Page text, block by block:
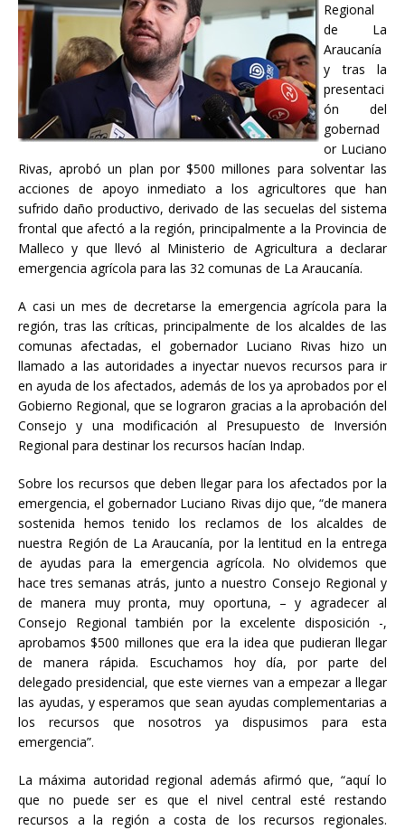
Regional
de La
Araucanía
y tras la
presentaci
ón del
gobernad
or Luciano
Rivas, aprobó un plan por $500 millones para solventar las
acciones de apoyo inmediato a los agricultores que han
sufrido daño productivo, derivado de las secuelas del sistema
frontal que afectó a la región, principalmente a la Provincia de
Malleco y que llevó al Ministerio de Agricultura a declarar
emergencia agrícola para las 32 comunas de La Araucanía.
A casi un mes de decretarse la emergencia agrícola para la
región, tras las críticas, principalmente de los alcaldes de las
comunas afectadas, el gobernador Luciano Rivas hizo un
llamado a las autoridades a inyectar nuevos recursos para ir
en ayuda de los afectados, además de los ya aprobados por el
Gobierno Regional, que se lograron gracias a la aprobación del
Consejo y una modificación al Presupuesto de Inversión
Regional para destinar los recursos hacían Indap.
Sobre los recursos que deben llegar para los afectados por la
emergencia, el gobernador Luciano Rivas dijo que, “de manera
sostenida hemos tenido los reclamos de los alcaldes de
nuestra Región de La Araucanía, por la lentitud en la entrega
de ayudas para la emergencia agrícola. No olvidemos que
hace tres semanas atrás, junto a nuestro Consejo Regional y
de manera muy pronta, muy oportuna, – y agradecer al
Consejo Regional también por la excelente disposición -,
aprobamos $500 millones que era la idea que pudieran llegar
de manera rápida. Escuchamos hoy día, por parte del
delegado presidencial, que este viernes van a empezar a llegar
las ayudas, y esperamos que sean ayudas complementarias a
los recursos que nosotros ya dispusimos para esta
emergencia”.
La máxima autoridad regional además afirmó que, “aquí lo
que no puede ser es que el nivel central esté restando
recursos a la región a costa de los recursos regionales.